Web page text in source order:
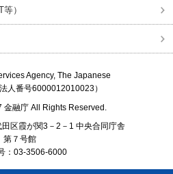
）
Agency, The Japanese
番号6000012010023）
金融庁 All Rights Reserved.
区霞が関3－2－1 中央合同庁舎
第７号館
：03-3506-6000